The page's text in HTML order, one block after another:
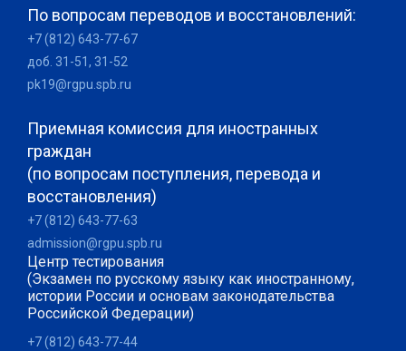
По вопросам переводов и восстановлений:
+7 (812) 643-77-67
доб. 31-51, 31-52
pk19@rgpu.spb.ru
Приемная комиссия для иностранных
граждан
(по вопросам поступления, перевода и
восстановления)
+7 (812) 643-77-63
admission@rgpu.spb.ru
Центр тестирования
(Экзамен по русскому языку как иностранному,
истории России и основам законодательства
Российской Федерации)
+7 (812) 643-77-44